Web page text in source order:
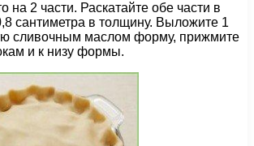
на 2 части. Раскатайте обе части в
сантиметра в толщину. Выложите 1
сливочным маслом форму, прижмите
и к низу формы.